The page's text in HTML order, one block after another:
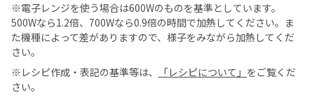
※電子レンジを使う場合は600Wのものを基準としています。
500Wなら1.2倍、700Wなら0.9倍の時間で加熱してください。ま
た機種によって差がありますので、様子をみながら加熱してくだ
さい。
※レシピ作成・表記の基準等は、
「レシピについて」 をご覧くだ
さい。